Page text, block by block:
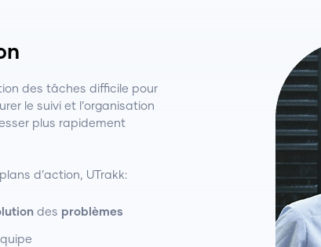
des tâches difficile pour
le suivi et l’organisation
plus rapidement
d’action, UTrakk:
des problèmes